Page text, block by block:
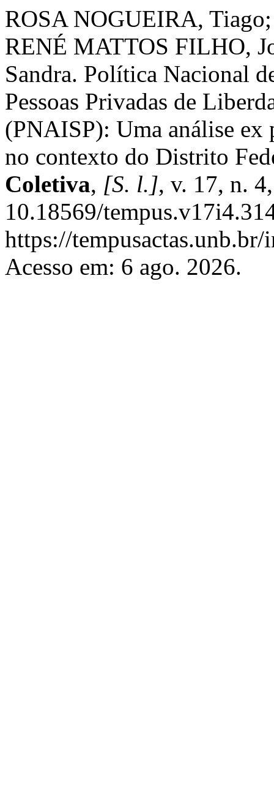
ROSA NOGUEIRA,
RENÉ MATTOS FILHO,
Sandra. Política Nacional
Pessoas Privadas de
(PNAISP): Uma análise ex
no contexto do Distrito
Coletiva, [S. l.], v. 17, n.
10.18569/
https://
Acesso em: 6 ago. 2026.